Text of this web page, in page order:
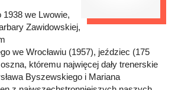
1938 we Lwowie,
Zawidowskiej,
we Wrocławiu (1957), jeździec (175
któremu najwięcej dały trenerskie
Byszewskiego i Mariana